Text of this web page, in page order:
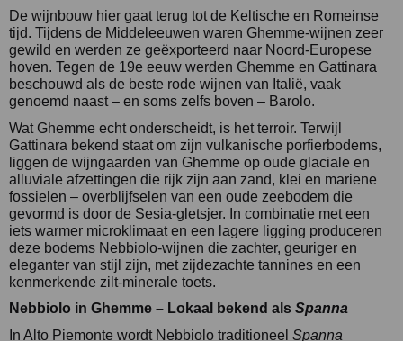
De wijnbouw hier gaat terug tot de Keltische en Romeinse
tijd. Tijdens de Middeleeuwen waren Ghemme-wijnen zeer
gewild en werden ze geëxporteerd naar Noord-Europese
hoven. Tegen de 19e eeuw werden Ghemme en Gattinara
beschouwd als de beste rode wijnen van Italië, vaak
genoemd naast – en soms zelfs boven – Barolo.
Wat Ghemme echt onderscheidt, is het terroir. Terwijl
Gattinara bekend staat om zijn vulkanische porfierbodems,
liggen de wijngaarden van Ghemme op oude glaciale en
alluviale afzettingen die rijk zijn aan zand, klei en mariene
fossielen – overblijfselen van een oude zeebodem die
gevormd is door de Sesia-gletsjer. In combinatie met een
iets warmer microklimaat en een lagere ligging produceren
deze bodems Nebbiolo-wijnen die zachter, geuriger en
eleganter van stijl zijn, met zijdezachte tannines en een
kenmerkende zilt-minerale toets.
Nebbiolo in Ghemme – Lokaal bekend als Spanna
In Alto Piemonte wordt Nebbiolo traditioneel Spanna